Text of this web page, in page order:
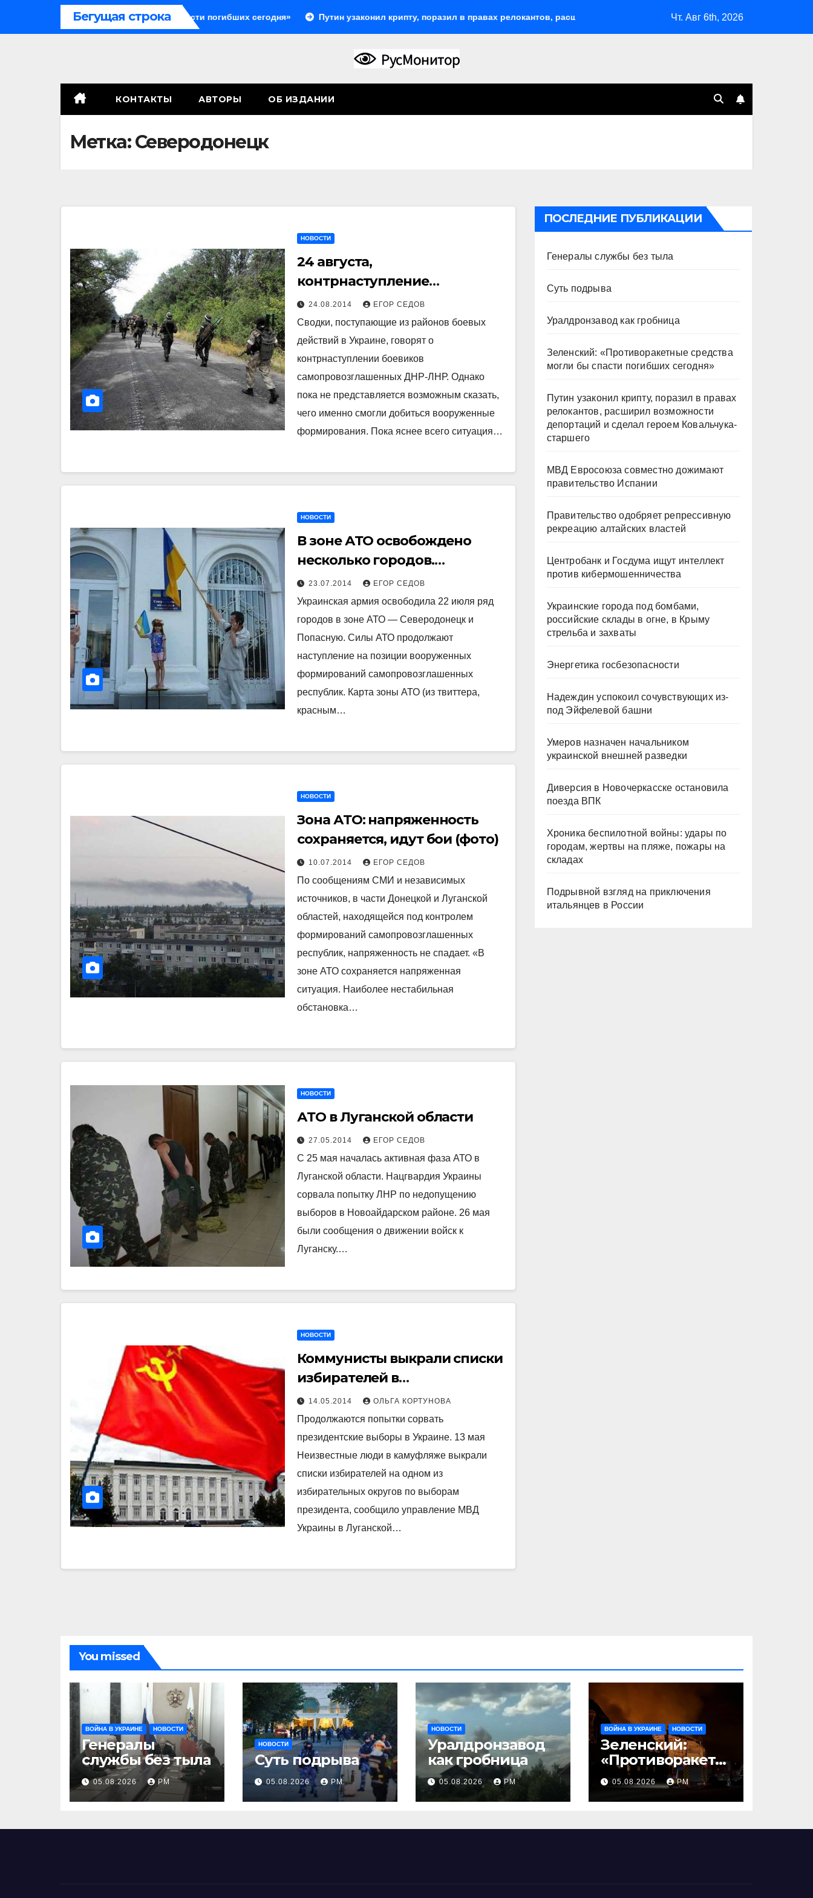
Бегущая строка
средства могли бы спасти погибших сегодня» Путин узаконил крипту, поразил в правах релокантов, расширил возможности депортаций и сделал героем Ковальчука-
Чт. Авг 6th, 2026
КОНТАКТЫ АВТОРЫ ОБ ИЗДАНИИ
Метка:Северодонецк
НОВОСТИ
24 августа,
контрнаступление
формирований ЛНР-ДНР —
или продолжение АТО?
24.08.2014 ЕГОР СЕДОВ
Сводки, поступающие из районов боевых
действий в Украине, говорят о
контрнаступлении боевиков
самопровозглашенных ДНР-ЛНР. Однако
пока не представляется возможным сказать,
чего именно смогли добиться вооруженные
формирования. Пока яснее всего ситуация…
НОВОСТИ
В зоне АТО освобождено
несколько городов.
«Северодонецкий выступ»
ликвидирован
23.07.2014 ЕГОР СЕДОВ
Украинская армия освободила 22 июля ряд
городов в зоне АТО — Северодонецк и
Попасную. Силы АТО продолжают
наступление на позиции вооруженных
формирований самопровозглашенных
республик. Карта зоны АТО (из твиттера,
красным…
НОВОСТИ
Зона АТО: напряженность
сохраняется, идут бои (фото)
10.07.2014 ЕГОР СЕДОВ
По сообщениям СМИ и независимых
источников, в части Донецкой и Луганской
областей, находящейся под контролем
формирований самопровозглашенных
республик, напряженность не спадает. «В
зоне АТО сохраняется напряженная
ситуация. Наиболее нестабильная
обстановка…
НОВОСТИ
АТО в Луганской области
27.05.2014 ЕГОР СЕДОВ
С 25 мая началась активная фаза АТО в
Луганской области. Нацгвардия Украины
сорвала попытку ЛНР по недопущению
выборов в Новоайдарском районе. 26 мая
были сообщения о движении войск к
Луганску.…
НОВОСТИ
Коммунисты выкрали списки
избирателей в
Северодонецке?
14.05.2014 ОЛЬГА КОРТУНОВА
Продолжаются попытки сорвать
президентские выборы в Украине. 13 мая
Неизвестные люди в камуфляже выкрали
списки избирателей на одном из
избирательных округов по выборам
президента, сообщило управление МВД
Украины в Луганской…
ПОСЛЕДНИЕ ПУБЛИКАЦИИ
Генералы службы без тыла
Суть подрыва
Уралдронзавод как гробница
Зеленский: «Противоракетные средства
могли бы спасти погибших сегодня»
Путин узаконил крипту, поразил в правах
релокантов, расширил возможности
депортаций и сделал героем Ковальчука-
старшего
МВД Евросоюза совместно дожимают
правительство Испании
Правительство одобряет репрессивную
рекреацию алтайских властей
Центробанк и Госдума ищут интеллект
против кибермошенничества
Украинские города под бомбами,
российские склады в огне, в Крыму
стрельба и захваты
Энергетика госбезопасности
Надеждин успокоил сочувствующих из-
под Эйфелевой башни
Умеров назначен начальником
украинской внешней разведки
Диверсия в Новочеркасске остановила
поезда ВПК
Хроника беспилотной войны: удары по
городам, жертвы на пляже, пожары на
складах
Подрывной взгляд на приключения
итальянцев в России
You missed
ВОЙНА В УКРАИНЕ НОВОСТИ
Генералы
службы без тыла
05.08.2026 РМ
НОВОСТИ
Суть подрыва
05.08.2026 РМ
НОВОСТИ
Уралдронзавод
как гробница
05.08.2026 РМ
ВОЙНА В УКРАИНЕ НОВОСТИ
Зеленский:
«Противоракетн
ые средства
могли бы спасти
погибших
05.08.2026 РМ